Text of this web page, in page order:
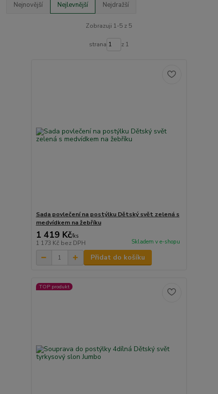
Nejnovější Nejlevnější Nejdražší
Zobrazuji 1-5 z 5
strana z 1
Sada povlečení na postýlku Dětský svět zelená s
medvídkem na žebříku
1 419 Kč/ks
1 173 Kč bez DPH Skladem v e-shopu
Přidat do košíku
TOP produkt